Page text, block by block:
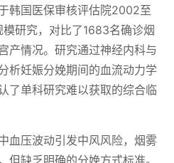
韩国医保审核评估院2002至
研究，对比了1683名确诊烟
产情况。研究通过神经内科与
析妊娠分娩期间的血流动力学
了单科研究难以获取的综合临
血压波动引发中风风险，烟雾
但缺乏明确的分娩方式标准。